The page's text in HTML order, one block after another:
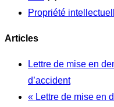
Propriété
Articles
Lettre de mise en
d’accident
« Lettre de mise en